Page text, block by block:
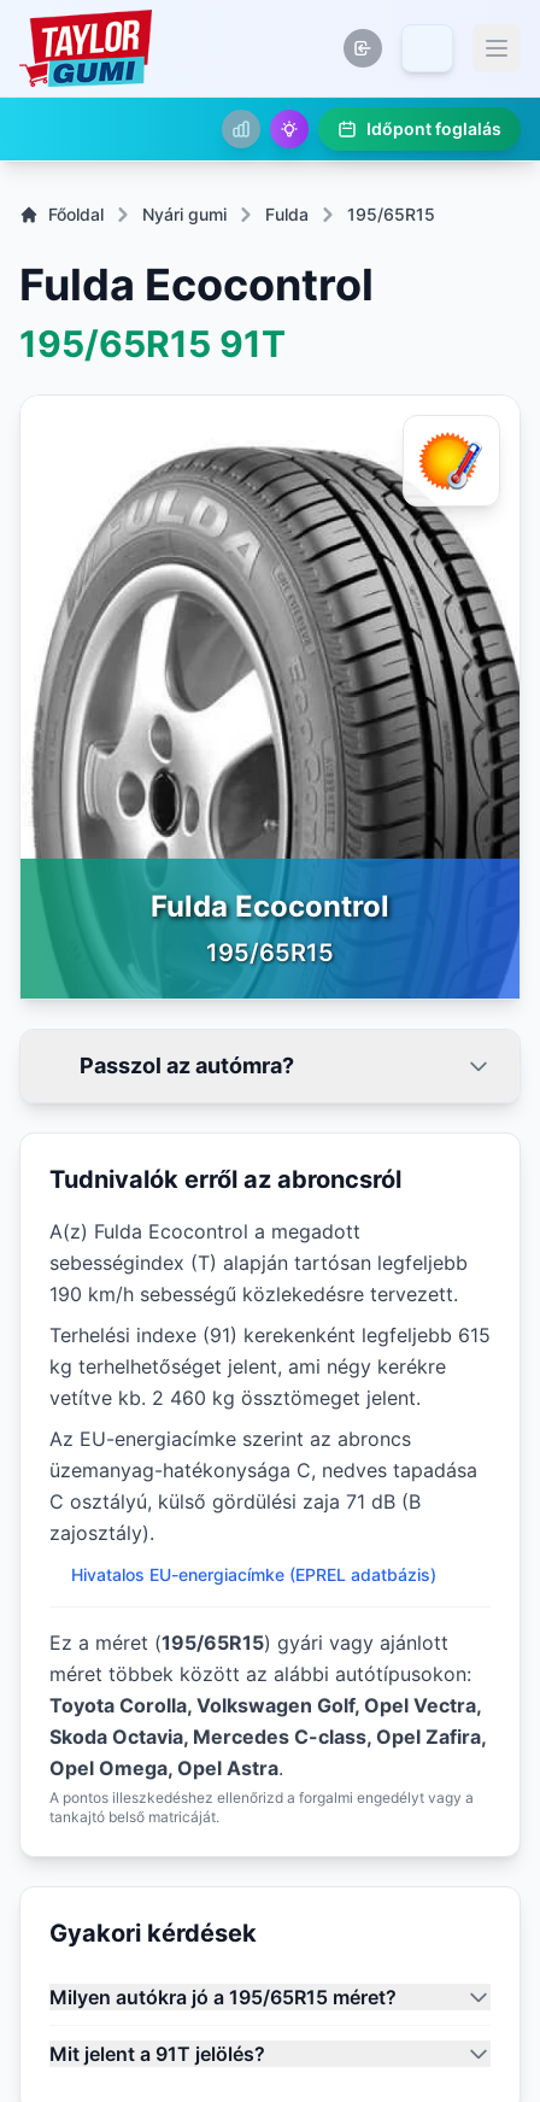
Időpont foglalás
Főoldal Nyári gumi Fulda 195/65R15
Fulda Ecocontrol
195/65R15 91T
Fulda Ecocontrol
195/65R15
Passzol az autómra?
Tudnivalók erről az abroncsról
A(z) Fulda Ecocontrol a megadott
sebességindex (T) alapján tartósan legfeljebb
190 km/h sebességű közlekedésre tervezett.
Terhelési indexe (91) kerekenként legfeljebb 615
kg terhelhetőséget jelent, ami négy kerékre
vetítve kb. 2 460 kg össztömeget jelent.
Az EU-energiacímke szerint az abroncs
üzemanyag-hatékonysága C, nedves tapadása
C osztályú, külső gördülési zaja 71 dB (B
zajosztály).
Hivatalos EU-energiacímke (EPREL adatbázis)
Ez a méret (195/65R15) gyári vagy ajánlott
méret többek között az alábbi autótípusokon:
Toyota Corolla, Volkswagen Golf, Opel Vectra,
Skoda Octavia, Mercedes C-class, Opel Zafira,
Opel Omega, Opel Astra.
A pontos illeszkedéshez ellenőrizd a forgalmi engedélyt vagy a
tankajtó belső matricáját.
Gyakori kérdések
Milyen autókra jó a 195/65R15 méret?
Mit jelent a 91T jelölés?